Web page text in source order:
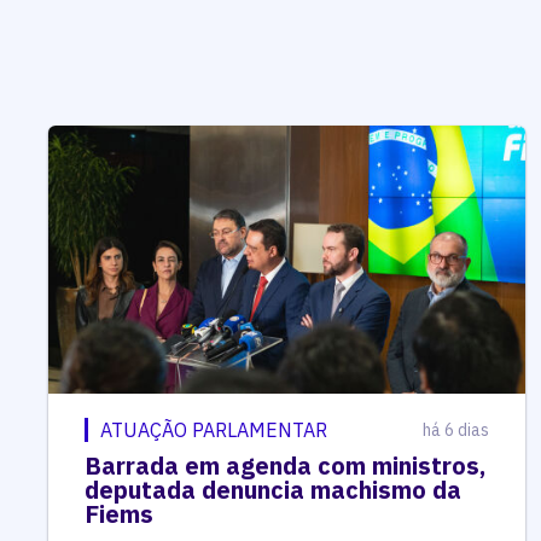
ATUAÇÃO PARLAMENTAR há 6 dias
Barrada em agenda com ministros,
deputada denuncia machismo da
Fiems